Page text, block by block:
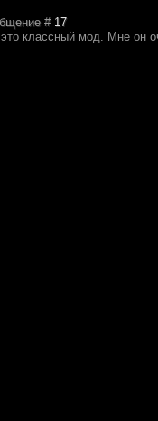
# 17
классный мод. Мне он